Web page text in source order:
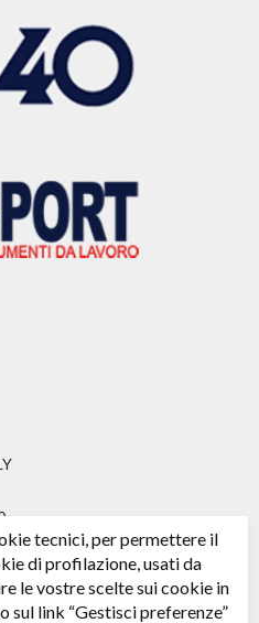
tecnici, per permettere il
di profilazione, usati da
le vostre scelte sui cookie in
sul link “Gestisci preferenze”